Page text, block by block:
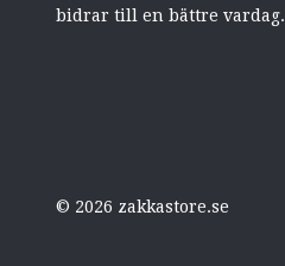
bidrar till en bättre vardag.
© 2026 zakkastore.se